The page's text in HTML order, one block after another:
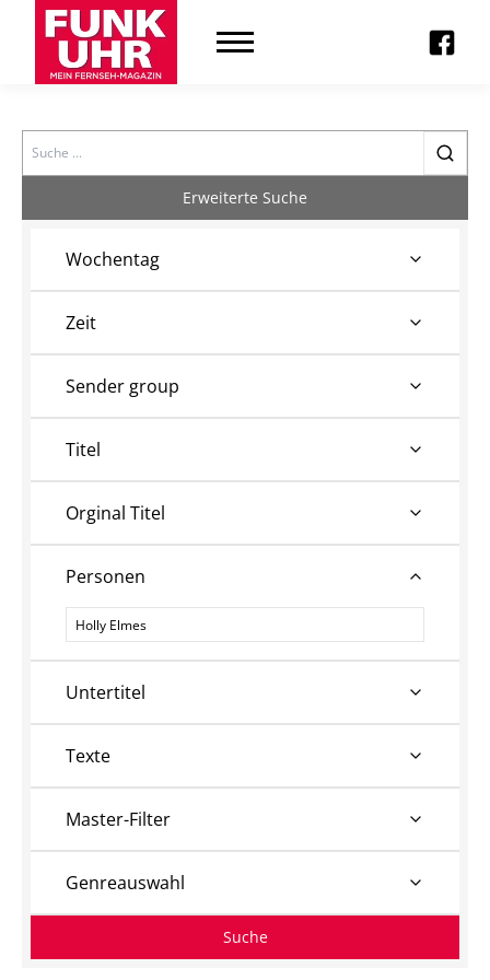
Search
Erweiterte Suche
Wochentag
Zeit
Sender group
Titel
Orginal Titel
Personen
Personen
Untertitel
Texte
Master-Filter
Genreauswahl
Suche